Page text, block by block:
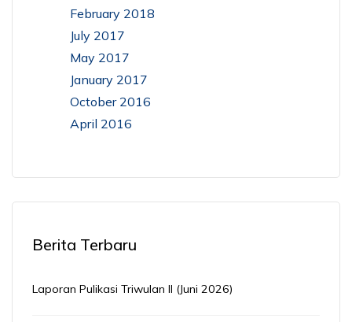
February 2018
July 2017
May 2017
January 2017
October 2016
April 2016
Berita Terbaru
Laporan Pulikasi Triwulan II (Juni 2026)